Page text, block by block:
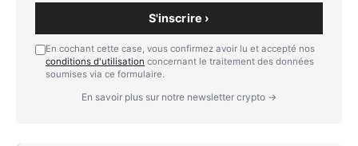
S'inscrire ›
En cochant cette case, vous confirmez avoir lu et accepté nos
conditions d'utilisation concernant le traitement des données
soumises via ce formulaire.
En savoir plus sur notre newsletter crypto →